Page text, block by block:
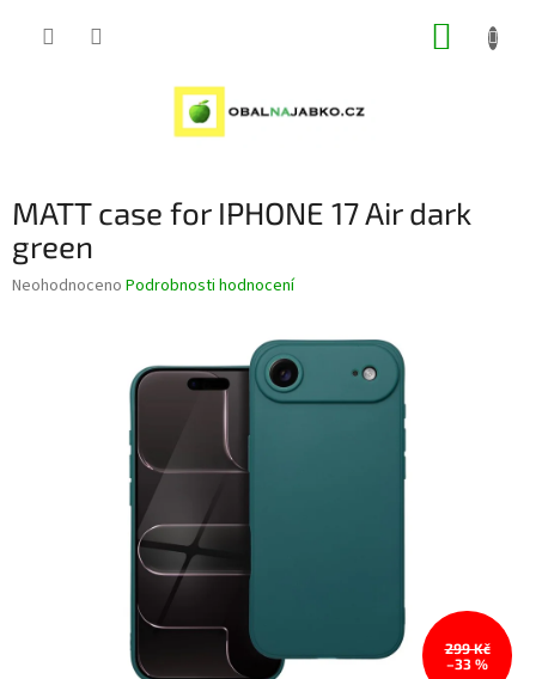
MATT case for IPHONE 17 Air dark
green
Průměrné
Neohodnoceno Podrobnosti hodnocení
299 Kč
–33 %